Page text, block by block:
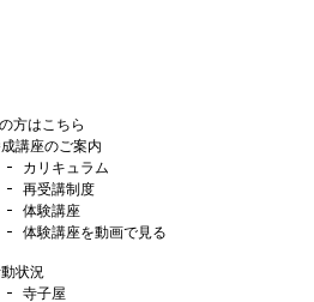
方はこちら
講座のご案内
カリキュラム
再受講制度
体験講座
体験講座を動画で見る
状況
寺子屋